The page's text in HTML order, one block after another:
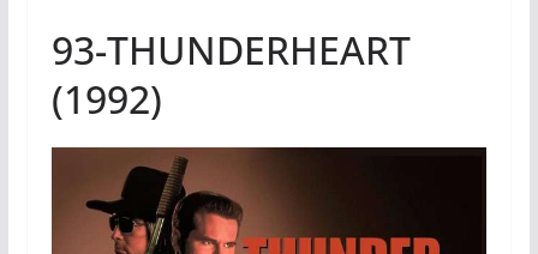
93-THUNDERHEART
(1992)